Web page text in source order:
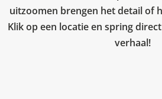
uitzoomen brengen het detail of
Klik op een locatie en spring
verhaal!